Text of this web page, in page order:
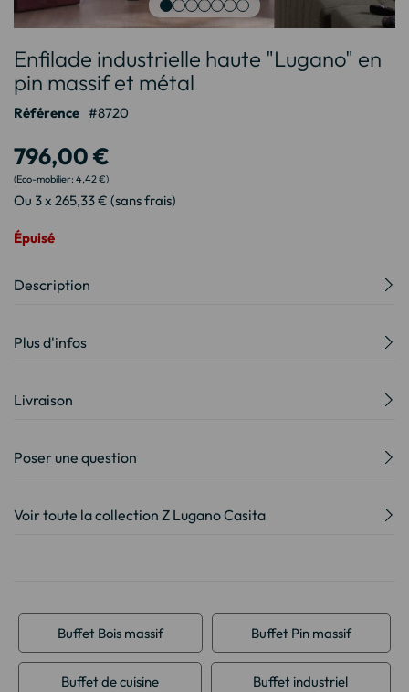
au
début
de
la
d’images
Enfilade industrielle haute "Lugano" en
pin massif et métal
Référence 8720
796,00 €
4,42 €
Ou 3 x 265,33 € (sans frais)
Épuisé
Description
Plus d'infos
Livraison
Poser une question
Voir toute la collection Z Lugano Casita
Buffet Bois massif Buffet Pin massif
Buffet de cuisine Buffet industriel